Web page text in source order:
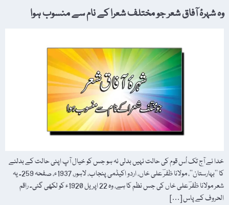
وہ شہرۂ آفاق شعر جو مختلف شعرا کے نام سے منسوب ہوا
خدا نے آج تک اُس قوم کی حالت نہیں بدلی نہ ہو جس کو خیال آپ اپنی حالت کے بدلنے
کا ’’بہارستان‘‘، مولانا ظفرؔ علی خاں، اردو اکیڈمی پنجاب، لاہور، 1937ء، صفحہ 259۔ یہ
شعر مولانا ظفرؔ علی خاں کی جس نظم کا ہے، وہ 22 اپریل 1920ء کو لکھی گئی۔ راقم
الحروف کے پاس […]